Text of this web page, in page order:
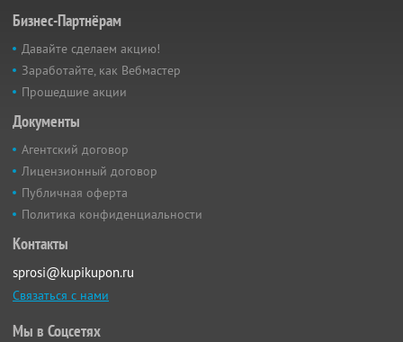
Бизнес-Партнёрам
Давайте сделаем акцию!
Заработайте, как Вебмастер
Прошедшие акции
Документы
Агентский договор
Лицензионный договор
Публичная оферта
Политика конфиденциальности
Контакты
sprosi@kupikupon.ru
Связаться с нами
Мы в Соцсетях